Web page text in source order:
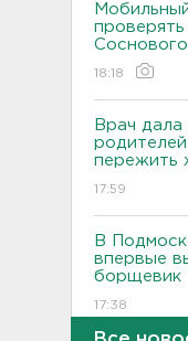
18:18
Врач дала
пережить
17:59
В
впервые
борщевик
17:38